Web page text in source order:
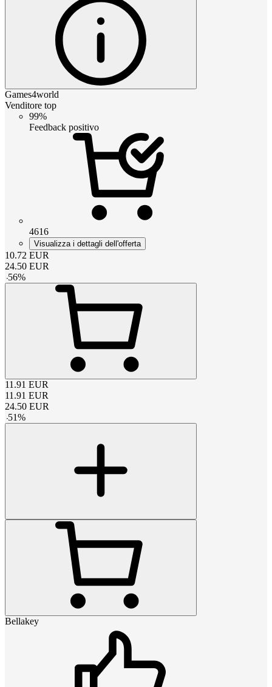
Games4world
Venditore top
99%
Feedback positivo
4616
Visualizza i dettagli dell'offerta
10.72 EUR
24.50 EUR
-56%
11.91 EUR
11.91 EUR
24.50 EUR
-51%
Bellakey